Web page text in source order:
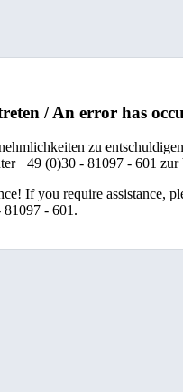
/ An error has
zu
+49 (0)30 - 81097 - 601 zur
If you require assistance,
81097 - 601.